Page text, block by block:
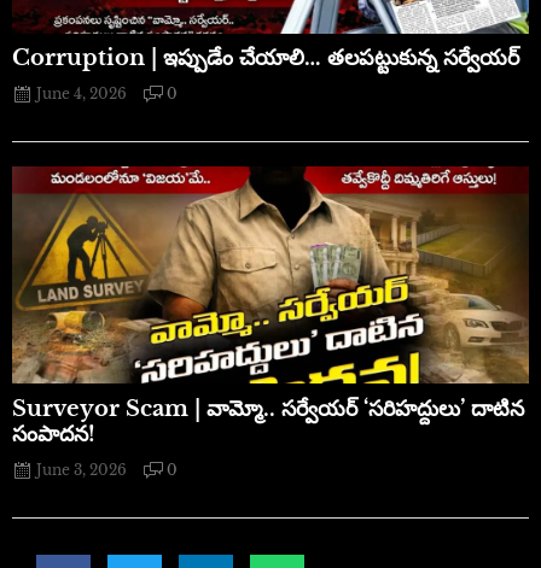
Corruption | ఇప్పుడేం చేయాలి… తలపట్టుకున్న సర్వేయర్
June 4, 2026 0
​Surveyor Scam | వామ్మో.. సర్వేయర్ ‘సరిహద్దులు’ దాటిన
సంపాదన!
June 3, 2026 0